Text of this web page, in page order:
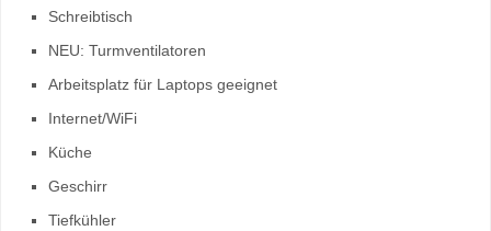
Schreibtisch
NEU: Turmventilatoren
Arbeitsplatz für Laptops geeignet
Internet/WiFi
Küche
Geschirr
Tiefkühler